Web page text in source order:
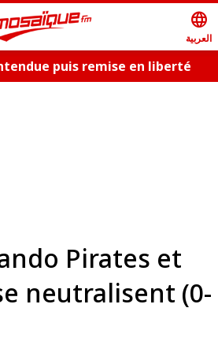
language
العربية
puis remise en liberté
Pirates et
neutralisent (0-